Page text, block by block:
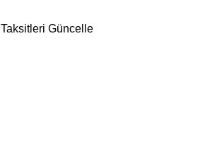
Taksitleri Güncelle